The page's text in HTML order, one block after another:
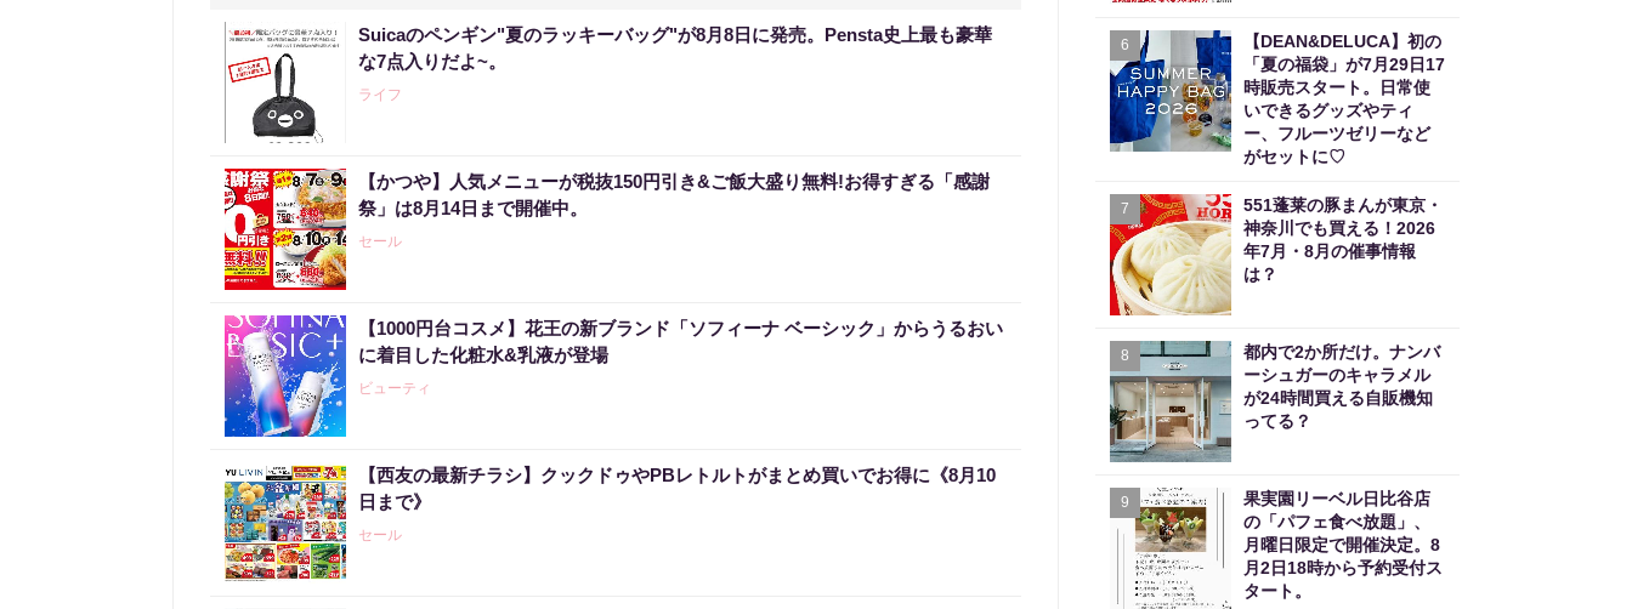
Suicaのペンギン"夏のラッキーバッグ"が8月8日に発売。Pensta史上最も豪華
な7点入りだよ~。
ライフ
【かつや】人気メニューが税抜150円引き&ご飯大盛り無料!お得すぎる「感謝
祭」は8月14日まで開催中。
セール
【1000円台コスメ】花王の新ブランド「ソフィーナ ベーシック」からうるおい
に着目した化粧水&乳液が登場
ビューティ
【西友の最新チラシ】クックドゥやPBレトルトがまとめ買いでお得に《8月10
日まで》
セール
6
【DEAN&DELUCA】初の
「夏の福袋」が7月29日17
時販売スタート。日常使
いできるグッズやティ
ー、フルーツゼリーなど
がセットに♡
7
551蓬莱の豚まんが東京・
神奈川でも買える！2026
年7月・8月の催事情報
は？
8
都内で2か所だけ。ナンバ
ーシュガーのキャラメル
が24時間買える自販機知
ってる？
9
果実園リーベル日比谷店
の「パフェ食べ放題」、
月曜日限定で開催決定。8
月2日18時から予約受付ス
タート。